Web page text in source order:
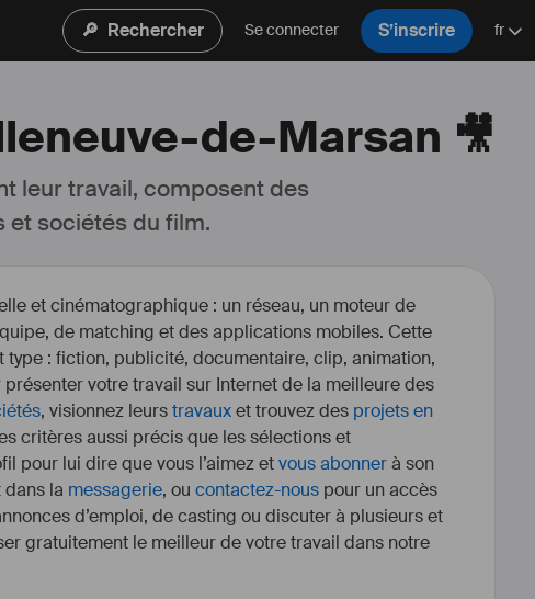
🔎 Rechercher Se connecter S’inscrire fr
de-Marsan 🎥
leur travail, composent des
et sociétés du film.
et cinématographique : un réseau, un moteur de
de matching et des applications mobiles. Cette
: fiction, publicité, documentaire, clip, animation,
présenter votre travail sur Internet de la meilleure des
, visionnez leurstravauxet trouvez des projets en
critères aussi précis que les sélections et
pour lui dire que vous l’aimez etvous abonnerà son
la messagerie, ou contactez-nous pour un accès
d’emploi, de casting ou discuter à plusieurs et
gratuitement le meilleur de votre travail dans notre